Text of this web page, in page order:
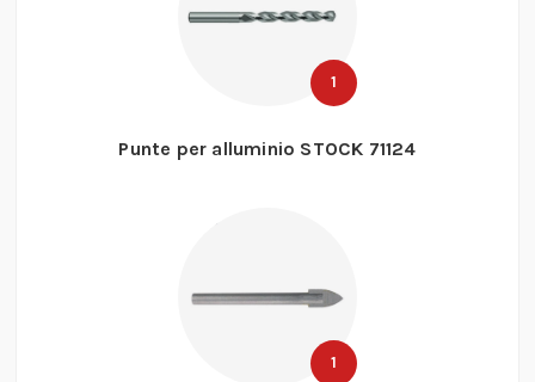
1
Punte per alluminio STOCK 71124
1